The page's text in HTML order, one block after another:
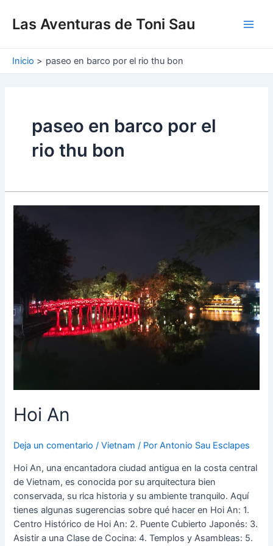
Las Aventuras de Toni Sau
Inicio paseo en barco por el rio thu bon
paseo en barco por el
rio thu bon
Hoi An
Deja un comentario /Vietnam / PorAntonio Sau Esclapes
Hoi An, una encantadora ciudad antigua en la costa central
de Vietnam, es conocida por su arquitectura bien
conservada, su rica historia y su ambiente tranquilo. Aquí
tienes algunas sugerencias sobre qué hacer en Hoi An: 1.
Centro Histórico de Hoi An: 2. Puente Cubierto Japonés: 3.
Asistir a una Clase de Cocina: 4. Templos y Asambleas: 5.